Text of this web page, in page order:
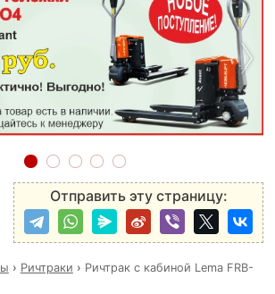
›
Отправить эту страницу:
› Ричтраки › Ричтрак с кабиной Lema FRB-